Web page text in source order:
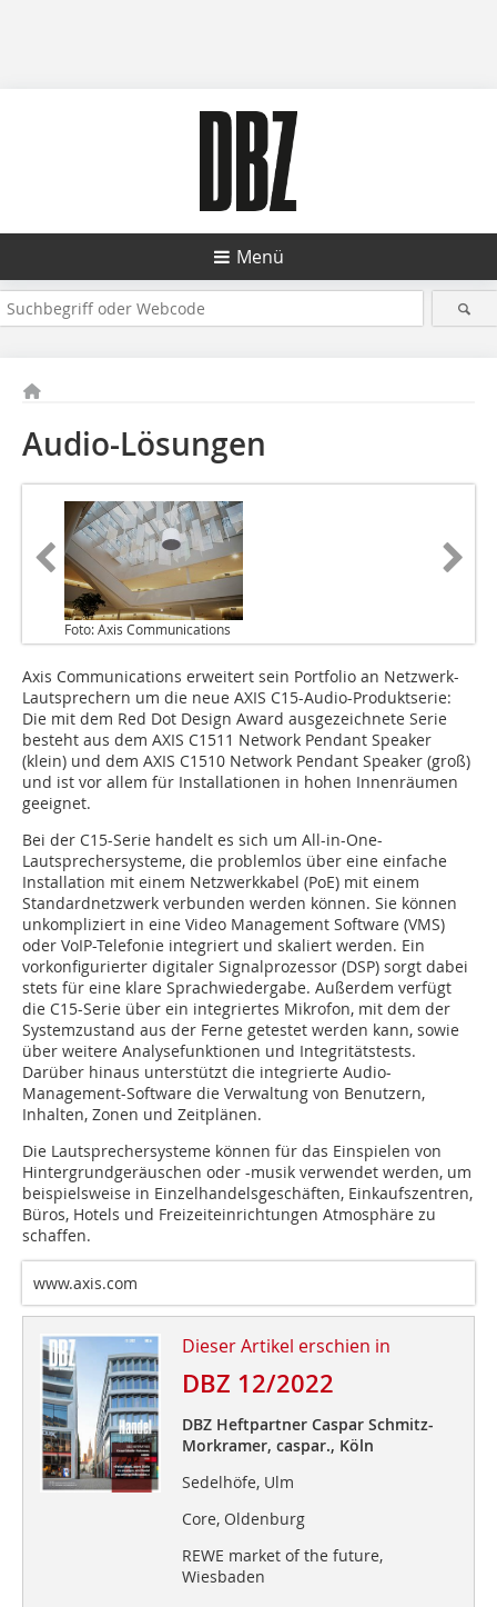
Menü
Audio-Lösungen
Foto: Axis Communications
Axis Communications erweitert sein Portfolio an Netzwerk-
Lautsprechern um die neue AXIS C15-Audio-Produktserie:
Die mit dem Red Dot Design Award ausgezeichnete Serie
besteht aus dem AXIS C1511 Network Pendant Speaker
(klein) und dem AXIS C1510 Network Pendant Speaker (groß)
und ist vor allem für Installationen in hohen Innenräumen
geeignet.
Bei der C15-Serie handelt es sich um All-in-One-
Lautsprechersys­teme, die problemlos über eine einfache
Installation mit einem Netzwerkkabel (PoE) mit einem
Standardnetzwerk verbunden werden können. Sie können
unkompliziert in eine Video Management Software (VMS)
oder VoIP-Telefonie integriert und skaliert werden. Ein
vorkonfigurierter digitaler Signalprozessor (DSP) sorgt dabei
stets für eine klare Sprachwiedergabe. Außerdem verfügt
die C15-Serie über ein integriertes Mikrofon, mit dem der
Systemzustand aus der Ferne getestet werden kann, sowie
über weitere Analysefunktionen und Integritätstests.
Darüber hinaus unterstützt die integrierte Audio-
Management-Software die Verwaltung von Benutzern,
Inhalten, Zonen und Zeitplänen.
Die Lautsprechersysteme können für das Einspielen von
Hintergrundgeräuschen oder -musik verwendet werden, um
beispielsweise in Einzelhandelsgeschäften, Einkaufszentren,
Büros, Hotels und Freizeiteinrichtungen Atmosphäre zu
schaffen.
www.axis.com
Dieser Artikel erschien in
DBZ 12/2022
DBZ Heftpartner Caspar Schmitz-
Morkramer, caspar., Köln
Sedelhöfe, Ulm
Core, Oldenburg
REWE market of the future,
Wiesbaden